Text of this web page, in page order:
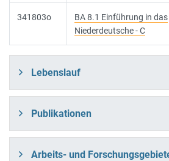
341803o
BA 8.1 Einführung in das
Niederdeutsche - C
Lebenslauf
Publikationen
Arbeits- und